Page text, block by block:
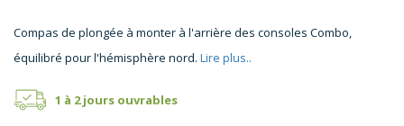
Compas de plongée à monter à l'arrière des consoles Combo,
équilibré pour l'hémisphère nord. Lire plus..
1 à 2 jours ouvrables